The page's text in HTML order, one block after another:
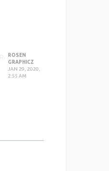
ROSEN
GRAPHICZ
JAN 29, 2020,
2:55 AM